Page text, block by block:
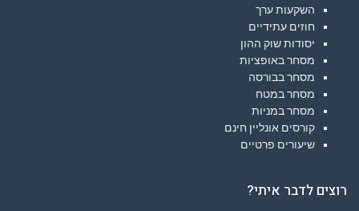
השקעות ערך
חוזים עתידיים
יסודות שוק ההון
מסחר באופציות
מסחר בבורסה
מסחר במטח
מסחר במניות
קורסים אונליין חינם
שיעורים פרטיים
רוצים לדבר איתי?